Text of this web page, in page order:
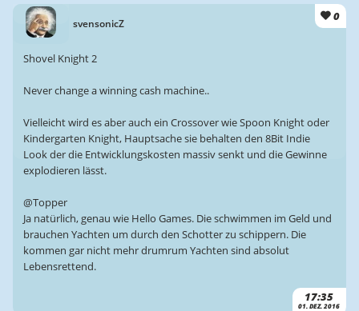
svensonicZ
0
17:35
01. DEZ. 2016
Shovel Knight 2
Never change a winning cash machine..
Vielleicht wird es aber auch ein Crossover wie Spoon Knight oder
Kindergarten Knight, Hauptsache sie behalten den 8Bit Indie
Look der die Entwicklungskosten massiv senkt und die Gewinne
explodieren lässt.
@Topper
Ja natürlich, genau wie Hello Games. Die schwimmen im Geld und
brauchen Yachten um durch den Schotter zu schippern. Die
kommen gar nicht mehr drumrum Yachten sind absolut
Lebensrettend.